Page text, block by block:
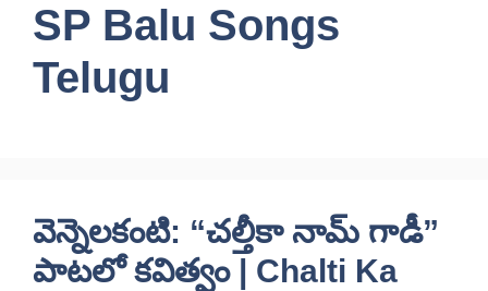
SP Balu Songs
Telugu
వెన్నెలకంటి: “చల్తీకా నామ్ గాడీ”
పాటలో కవిత్వం | Chalti Ka